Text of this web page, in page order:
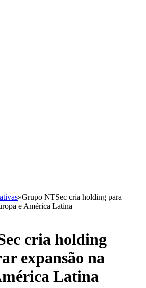
»Grupo NTSec cria holding para
e América Latina
cria holding
expansão na
Latina